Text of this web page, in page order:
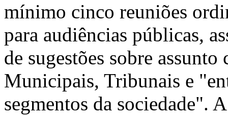
mínimo cinco reuniões
para audiências públicas,
de sugestões sobre
Municipais, Tribunais e
segmentos da sociedade".